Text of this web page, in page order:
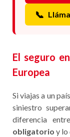
📞
El seguro
Europea
Si viajas a un
siniestro
diferencia
obligatorio y lo